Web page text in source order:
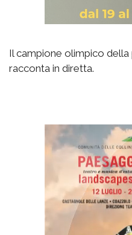
Il campione olimpico della
racconta in diretta.